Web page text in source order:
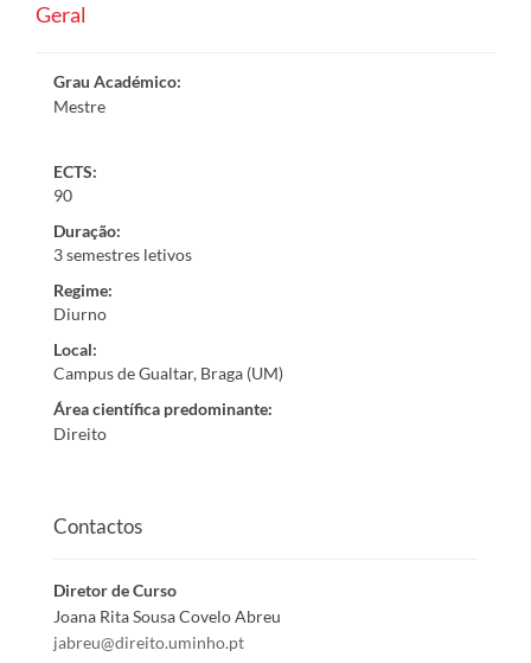
Geral
Grau Académico:
Mestre
ECTS:
90
Duração:
3 semestres letivos
Regime:
Diurno
Local:
Campus de Gualtar, Braga (UM)
Área científica predominante:
Direito
Contactos
Diretor de Curso
Joana Rita Sousa Covelo Abreu
jabreu@direito.uminho.pt